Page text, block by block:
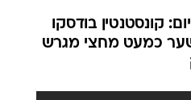
קונסטנטין בודסקו
כמעט מחצי מגרש